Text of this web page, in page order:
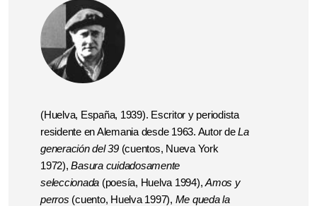
(Huelva, España, 1939). Escritor y periodista
residente en Alemania desde 1963. Autor deLa
generación del 39 (cuentos, Nueva York
1972), Basura cuidadosamente
seleccionada (poesía, Huelva 1994), Amos y
perros (cuento, Huelva 1997), Me queda la